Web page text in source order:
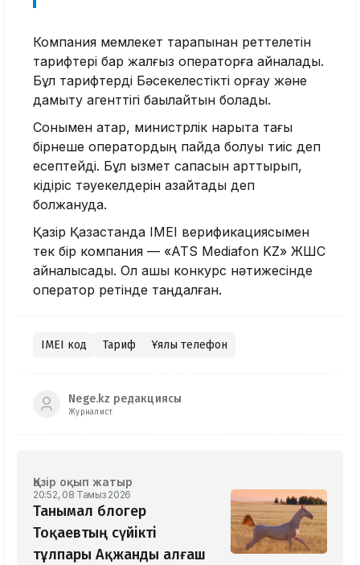
Компания мемлекет тарапынан реттелетін
тарифтері бар жалғыз операторға айналады.
Бұл тарифтерді Бәсекелестікті қорғау және
дамыту агенттігі бақылайтын болады.
Сонымен қатар, министрлік нарықта тағы
бірнеше оператордың пайда болуы тиіс деп
есептейді. Бұл қызмет сапасын арттырып,
кідіріс тәуекелдерін азайтады деп
болжануда.
Қазір Қазақстанда IMEI верификациясымен
тек бір компания — «ATS Mediafon KZ» ЖШС
айналысады. Ол ашық конкурс нәтижесінде
оператор ретінде таңдалған.
IMEI код Тариф Ұялы телефон
Nege.kz редакциясы
Журналист
Қазір оқып жатыр
20:52, 08 Тамыз 2026
Танымал блогер
Тоқаевтың сүйікті
тұлпары Ақжанды алғаш